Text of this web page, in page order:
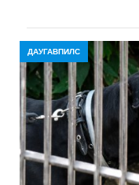
ДАУГАВПИЛС